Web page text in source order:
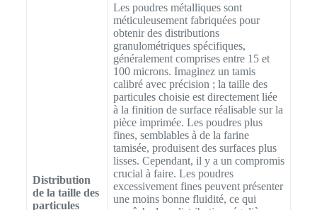
Distribution
de la taille des
particules
Les poudres métalliques sont
méticuleusement fabriquées pour
obtenir des distributions
granulométriques spécifiques,
généralement comprises entre 15 et
100 microns. Imaginez un tamis
calibré avec précision ; la taille des
particules choisie est directement liée
à la finition de surface réalisable sur la
pièce imprimée. Les poudres plus
fines, semblables à de la farine
tamisée, produisent des surfaces plus
lisses. Cependant, il y a un compromis
crucial à faire. Les poudres
excessivement fines peuvent présenter
une moins bonne fluidité, ce qui